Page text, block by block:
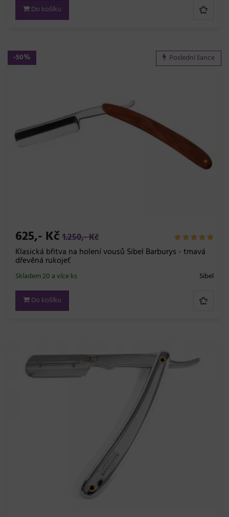
Do košíku
-50% Poslední šance
625,- Kč 1.250,- Kč
Klasická břitva na holení vousů Sibel Barburys - tmavá
dřevěná rukojeť
Sibel
Skladem 20 a více ks
Do košíku